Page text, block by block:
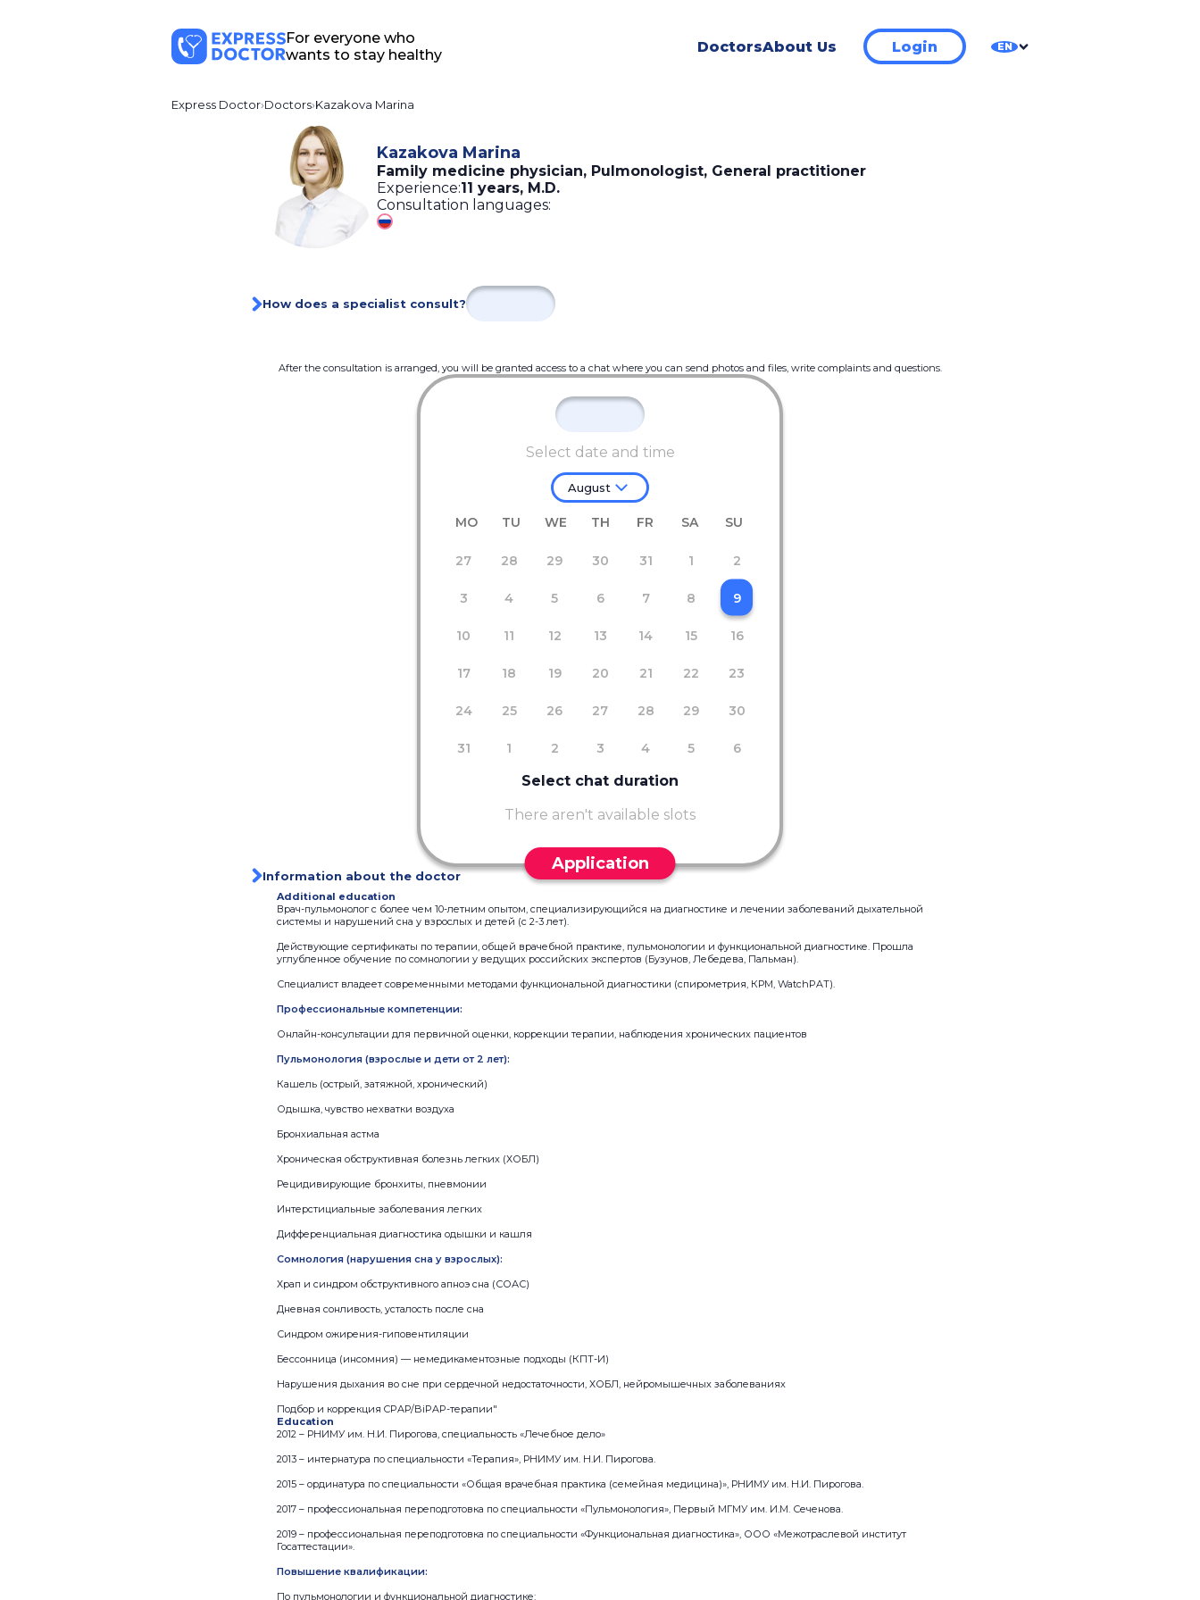
For everyone who
wants to stay healthy
DoctorsAbout Us Login EN
Express Doctor Doctors Kazakova Marina
Kazakova Marina
Family medicine physician, Pulmonologist, General practitioner
Experience:11 years, M.D.
Consultation languages:
How does a specialist consult?
After the consultation is arranged, you will be granted access to a chat where you can send photos and files, write complaints and questions.
Select date and time
August
MO TU WE TH FR SA SU
27 28 29 30 31 1 2
3 4 5 6 7 8 9
10 11 12 13 14 15 16
17 18 19 20 21 22 23
24 25 26 27 28 29 30
31 1 2 3 4 5 6
Select chat duration
There aren't available slots
Application
Information about the doctor
Additional education
Врач-пульмонолог с более чем 10-летним опытом, специализирующийся на диагностике и лечении заболеваний дыхательной
системы и нарушений сна у взрослых и детей (с 2-3 лет).
Действующие сертификаты по терапии, общей врачебной практике, пульмонологии и функциональной диагностике. Прошла
углубленное обучение по сомнологии у ведущих российских экспертов (Бузунов, Лебедева, Пальман).
Специалист владеет современными методами функциональной диагностики (спирометрия, КРМ, WatchPAT).
Профессиональные компетенции:
Онлайн-консультации для первичной оценки, коррекции терапии, наблюдения хронических пациентов
Пульмонология (взрослые и дети от 2 лет):
Кашель (острый, затяжной, хронический)
Одышка, чувство нехватки воздуха
Бронхиальная астма
Хроническая обструктивная болезнь легких (ХОБЛ)
Рецидивирующие бронхиты, пневмонии
Интерстициальные заболевания легких
Дифференциальная диагностика одышки и кашля
Сомнология (нарушения сна у взрослых):
Храп и синдром обструктивного апноэ сна (СОАС)
Дневная сонливость, усталость после сна
Синдром ожирения-гиповентиляции
Бессонница (инсомния) — немедикаментозные подходы (КПТ-И)
Нарушения дыхания во сне при сердечной недостаточности, ХОБЛ, нейромышечных заболеваниях
Подбор и коррекция CPAP/BiPAP-терапии"
Education
2012 – РНИМУ им. Н.И. Пирогова, специальность «Лечебное дело»
2013 – интернатура по специальности «Терапия», РНИМУ им. Н.И. Пирогова.
2015 – ординатура по специальности «Общая врачебная практика (семейная медицина)», РНИМУ им. Н.И. Пирогова.
2017 – профессиональная переподготовка по специальности «Пульмонология», Первый МГМУ им. И.М. Сеченова.
2019 – профессиональная переподготовка по специальности «Функциональная диагностика», ООО «Межотраслевой институт
Госаттестации».
Повышение квалификации:
По пульмонологии и функциональной диагностике: